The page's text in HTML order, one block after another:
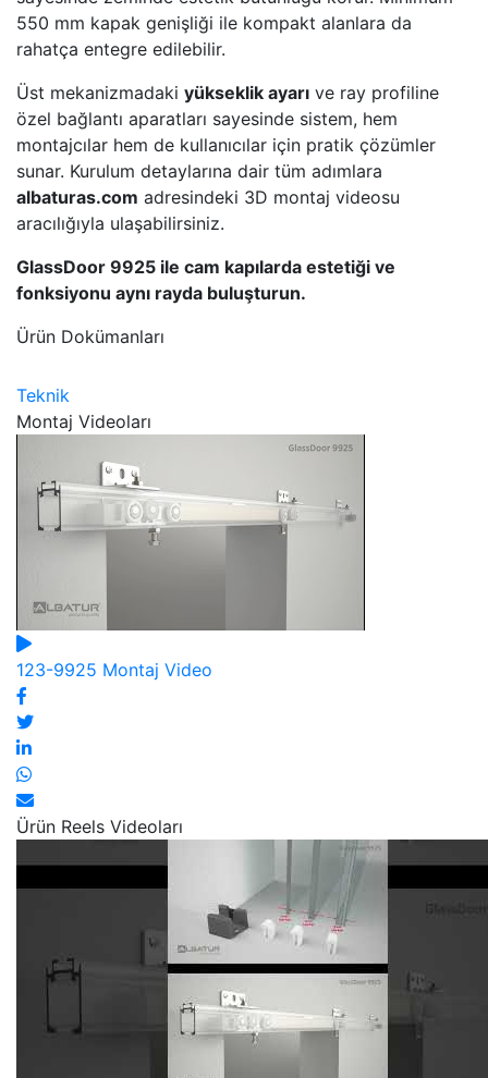
550 mm kapak genişliği ile kompakt alanlara da
rahatça entegre edilebilir.
Üst mekanizmadaki yükseklik ayarı ve ray profiline
özel bağlantı aparatları sayesinde sistem, hem
montajcılar hem de kullanıcılar için pratik çözümler
sunar. Kurulum detaylarına dair tüm adımlara
albaturas.com adresindeki 3D montaj videosu
aracılığıyla ulaşabilirsiniz.
GlassDoor 9925 ile cam kapılarda estetiği ve
fonksiyonu aynı rayda buluşturun.
Ürün Dokümanları
Teknik
Montaj Videoları
123-9925 Montaj Video
Ürün Reels Videoları